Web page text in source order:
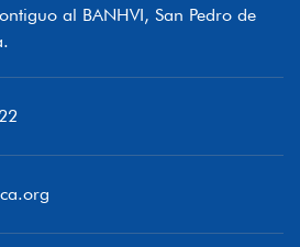
al BANHVI, San Pedro de